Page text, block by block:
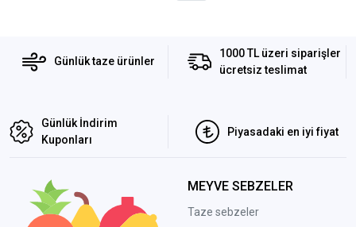
Günlük taze ürünler
1000 TL üzeri siparişler
ücretsiz teslimat
Günlük İndirim
Kuponları
Piyasadaki en iyi fiyat
MEYVE SEBZELER
Taze sebzeler